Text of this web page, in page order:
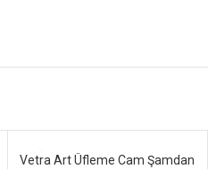
Vetra Art Üfleme Cam Şamdan